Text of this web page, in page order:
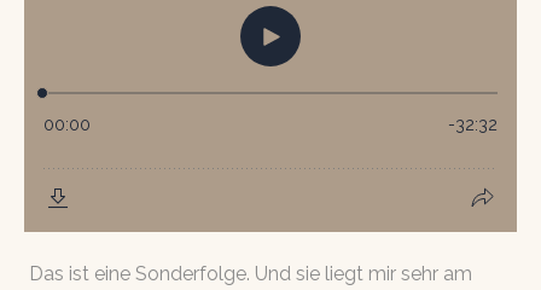
Das ist eine Sonderfolge. Und sie liegt mir sehr am